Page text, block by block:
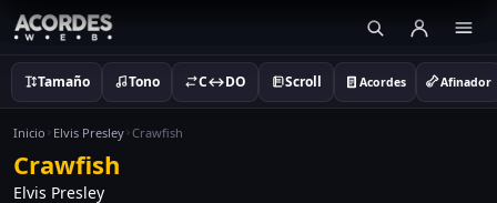
Tamaño Tono C↔DO Scroll Acordes Afinador
Inicio Elvis Presley Crawfish
Crawfish
Elvis Presley